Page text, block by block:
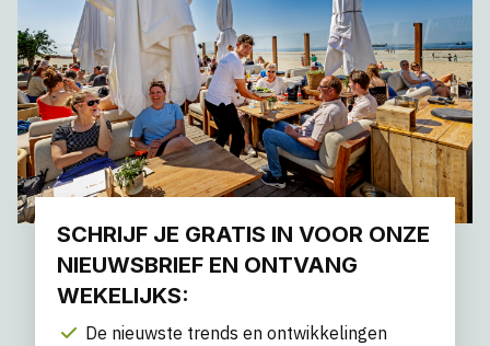
SCHRIJF JE GRATIS IN VOOR ONZE
NIEUWSBRIEF EN ONTVANG
WEKELIJKS:
De nieuwste trends en ontwikkelingen